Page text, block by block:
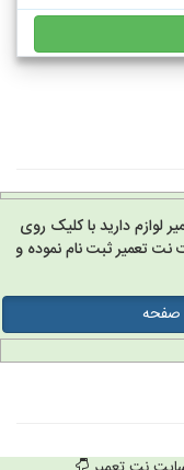
دارید با کلیک روی
تعمیر ثبت نام نموده و